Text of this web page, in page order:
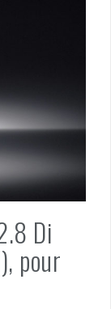
Di
pour